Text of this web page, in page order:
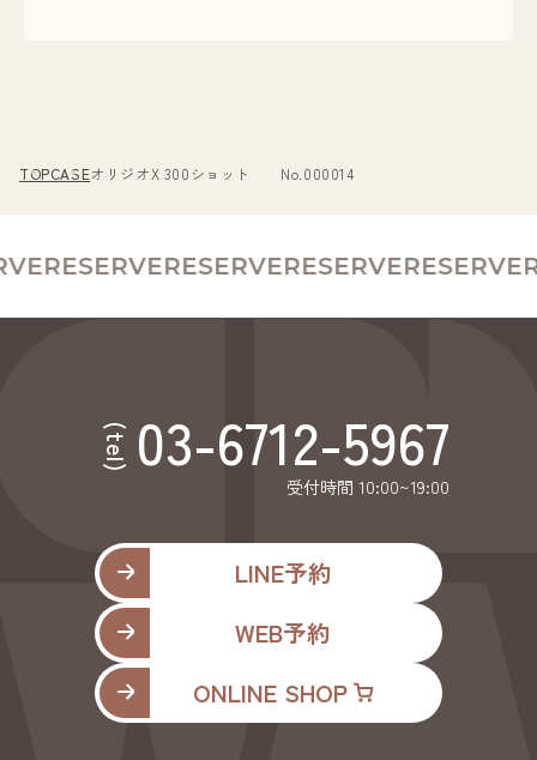
TOPCASEオリジオX 300ショット No.000014
RESERVERESERVERESERVERESERVE
(tel) 03-6712-5967
受付時間 10:00~19:00
LINE予約
WEB予約
ONLINE SHOP